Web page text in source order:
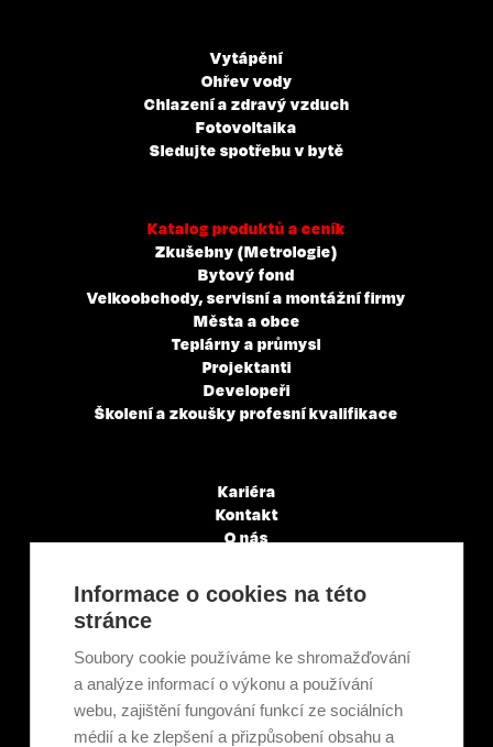
Vytápění
Ohřev vody
Chlazení a zdravý vzduch
Fotovoltaika
Sledujte spotřebu v bytě
Katalog produktů a ceník
Zkušebny (Metrologie)
Bytový fond
Velkoobchody, servisní a montážní firmy
Města a obce
Teplárny a průmysl
Projektanti
Developeři
Školení a zkoušky profesní kvalifikace
Kariéra
Kontakt
O nás
Články a novinky
GDPR & Cookies
Ekologická recyklace
Projekty EU
Intranet - Přihlášení
Přihlášení
Informace o cookies na této
stránce
Soubory cookie používáme ke shromažďování
a analýze informací o výkonu a používání
webu, zajištění fungování funkcí ze sociálních
médií a ke zlepšení a přizpůsobení obsahu a